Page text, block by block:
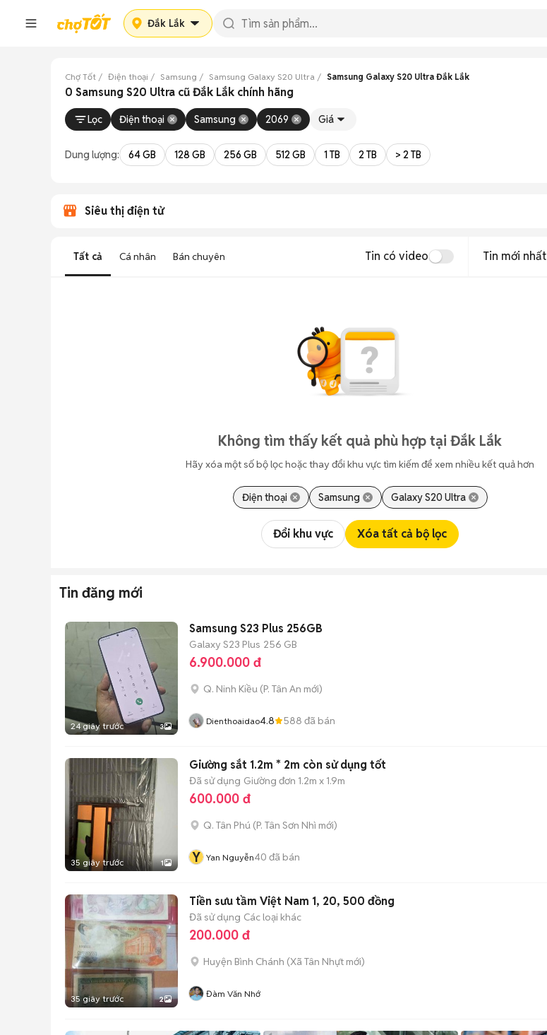
Đắk Lắk
Chợ Tốt Điện thoại Samsung Samsung Galaxy S20 Ultra Samsung Galaxy S20 Ultra Đắk Lắk
0 Samsung S20 Ultra cũ Đắk Lắk chính hãng
Lọc Điện thoại Samsung 2069 Giá
Dung lượng: 64 GB 128 GB 256 GB 512 GB 1 TB 2 TB > 2 TB
Siêu thị điện tử
Tất cả Cá nhân Bán chuyên Tin có video Tin mới nhất
Không tìm thấy kết quả phù hợp tại Đắk Lắk
Hãy xóa một số bộ lọc hoặc thay đổi khu vực tìm kiếm để xem nhiều kết quả hơn
Điện thoại Samsung Galaxy S20 Ultra
Đổi khu vực Xóa tất cả bộ lọc
Tin đăng mới
24 giây trước 3
Samsung S23 Plus 256GB
Galaxy S23 Plus 256 GB
6.900.000 đ
Q. Ninh Kiều (P. Tân An mới)
Dienthoaidao4.8 588 đã bán
35 giây trước 1
Giường sắt 1.2m * 2m còn sử dụng tốt
Đã sử dụng Giường đơn 1.2m x 1.9m
600.000 đ
Q. Tân Phú (P. Tân Sơn Nhì mới)
Y Yan Nguyễn40 đã bán
35 giây trước 2
Tiền sưu tầm Việt Nam 1, 20, 500 đồng
Đã sử dụng Các loại khác
200.000 đ
Huyện Bình Chánh (Xã Tân Nhựt mới)
Đàm Văn Nhớ